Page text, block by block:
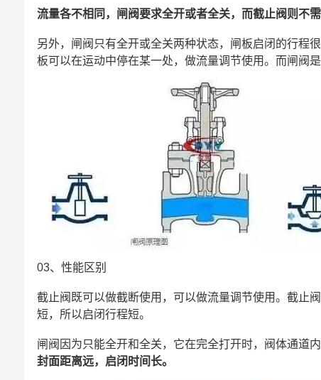
流量各不相同，闸阀要求全开或者全关，而截止阀则不
另外，闸阀只有全开或全关两种状态，闸板启闭的行程
板可以在运动中停在某一处，做流量调节使用。而闸阀
03、性能区别
截止阀既可以做截断使用，可以做流量调节使用。截止
短，所以启闭行程短。
闸阀因为只能全开和全关，它在完全打开时，阀体通道
封面距离远，启闭时间长。